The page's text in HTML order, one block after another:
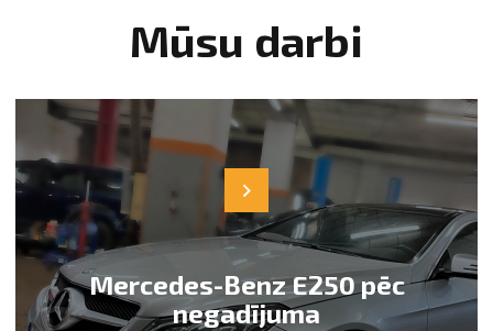
Mūsu darbi
Mercedes-Benz E250 pēc
negadījuma